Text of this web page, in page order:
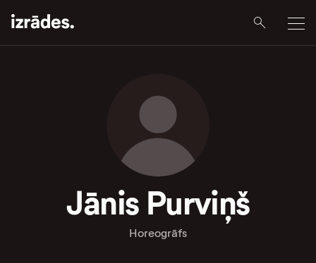
Jānis Purviņš
Horeogrāfs